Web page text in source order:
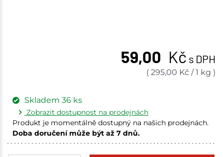
59,00 Kč s DPH
( 295,00 Kč /1 kg )
Skladem 36 ks
Zobrazit dostupnost na prodejnách
Produkt je momentálně dostupný na našich prodejnách.
Doba doručení může být až 7 dnů.